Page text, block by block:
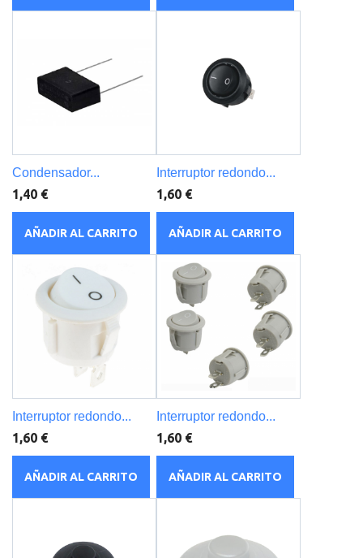
Condensador...
1,40 €
AÑADIR AL CARRITO
Interruptor redondo...
1,60 €
AÑADIR AL CARRITO
Interruptor redondo...
1,60 €
AÑADIR AL CARRITO
Interruptor redondo...
1,60 €
AÑADIR AL CARRITO